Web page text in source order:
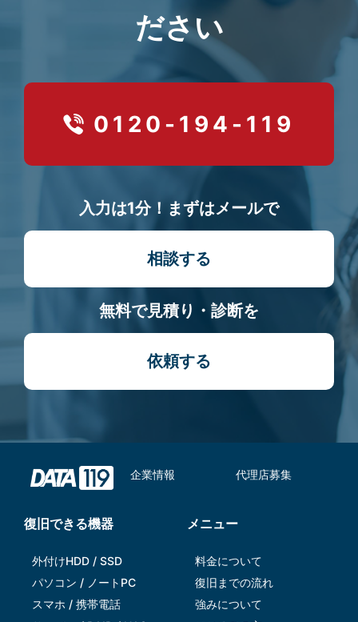
ださい
0120-194-119
入力は1分！まずはメールで
相談する
無料で見積り・診断を
依頼する
企業情報 代理店募集
復旧できる機器
外付けHDD / SSD
パソコン / ノートPC
スマホ / 携帯電話
メニュー
料金について
復旧までの流れ
強みについて